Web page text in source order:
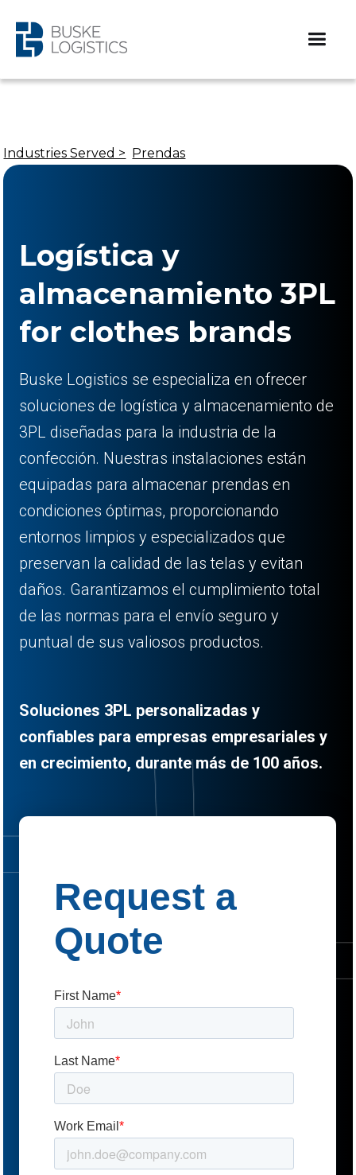
Industries Served > Prendas
Logística y
almacenamiento 3PL
for clothes brands
Buske Logistics se especializa en ofrecer
soluciones de logística y almacenamiento de
3PL diseñadas para la industria de la
confección. Nuestras instalaciones están
equipadas para almacenar prendas en
condiciones óptimas, proporcionando
entornos limpios y especializados que
preservan la calidad de las telas y evitan
daños. Garantizamos el cumplimiento total
de las normas para el envío seguro y
puntual de sus valiosos productos.
Soluciones 3PL personalizadas y
confiables para empresas empresariales y
en crecimiento, durante más de 100 años.